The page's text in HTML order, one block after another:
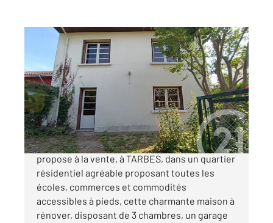
TARBES 65
118,79 m
, 5 pièces
Ref : 3846
Maison à vendre
136 000 €
Votre agence Century 21 GM Immobilier vous
propose à la vente, à TARBES, dans un quartier
résidentiel agréable proposant toutes les
écoles, commerces et commodités
accessibles à pieds, cette charmante maison à
rénover, disposant de 3 chambres, un garage